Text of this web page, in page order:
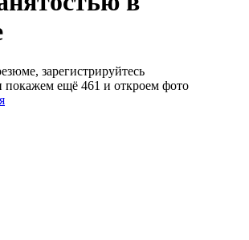
зарегистрируйтесь
покажем ещё 461 и откроем фото